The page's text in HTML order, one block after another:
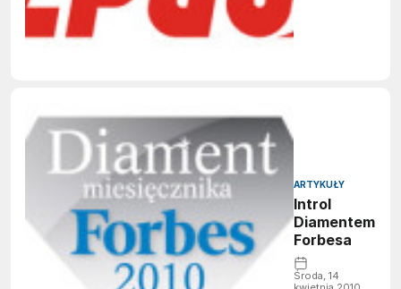
ARTYKUŁY
Introl
Diamentem
Forbesa
Środa, 14